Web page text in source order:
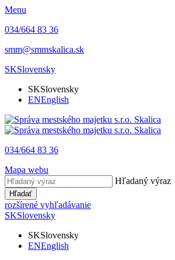
Menu
034/664 83 36
smm@smmskalica.sk
SKSlovensky
SKSlovensky
ENEnglish
034/664 83 36
Mapa webu
Hľadaný výraz
Hľadať
rozšírené vyhľadávanie
SKSlovensky
SKSlovensky
ENEnglish